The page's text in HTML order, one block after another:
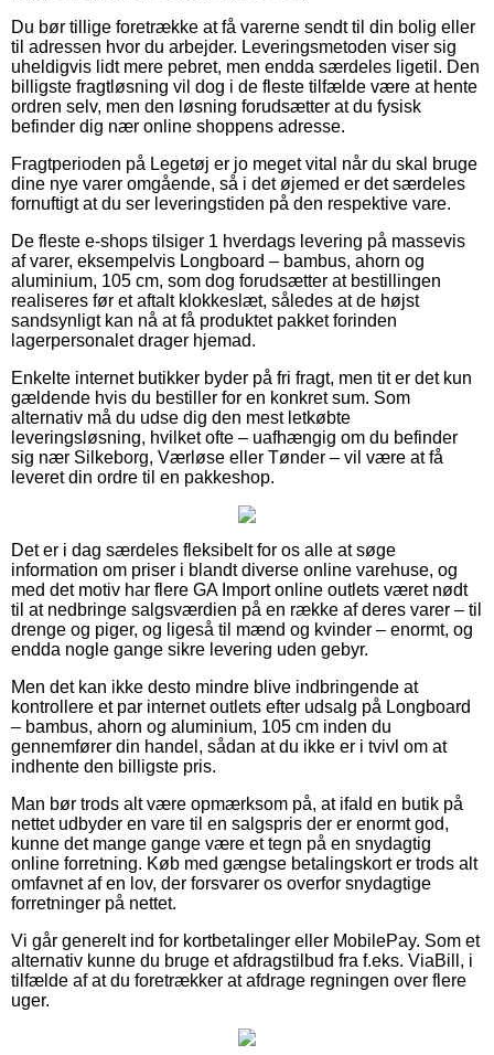
Du bør tillige foretrække at få varerne sendt til din bolig eller
til adressen hvor du arbejder. Leveringsmetoden viser sig
uheldigvis lidt mere pebret, men endda særdeles ligetil. Den
billigste fragtløsning vil dog i de fleste tilfælde være at hente
ordren selv, men den løsning forudsætter at du fysisk
befinder dig nær online shoppens adresse.
Fragtperioden på Legetøj er jo meget vital når du skal bruge
dine nye varer omgående, så i det øjemed er det særdeles
fornuftigt at du ser leveringstiden på den respektive vare.
De fleste e-shops tilsiger 1 hverdags levering på massevis
af varer, eksempelvis Longboard – bambus, ahorn og
aluminium, 105 cm, som dog forudsætter at bestillingen
realiseres før et aftalt klokkeslæt, således at de højst
sandsynligt kan nå at få produktet pakket forinden
lagerpersonalet drager hjemad.
Enkelte internet butikker byder på fri fragt, men tit er det kun
gældende hvis du bestiller for en konkret sum. Som
alternativ må du udse dig den mest letkøbte
leveringsløsning, hvilket ofte – uafhængig om du befinder
sig nær Silkeborg, Værløse eller Tønder – vil være at få
leveret din ordre til en pakkeshop.
Det er i dag særdeles fleksibelt for os alle at søge
information om priser i blandt diverse online varehuse, og
med det motiv har flere GA Import online outlets været nødt
til at nedbringe salgsværdien på en række af deres varer – til
drenge og piger, og ligeså til mænd og kvinder – enormt, og
endda nogle gange sikre levering uden gebyr.
Men det kan ikke desto mindre blive indbringende at
kontrollere et par internet outlets efter udsalg på Longboard
– bambus, ahorn og aluminium, 105 cm inden du
gennemfører din handel, sådan at du ikke er i tvivl om at
indhente den billigste pris.
Man bør trods alt være opmærksom på, at ifald en butik på
nettet udbyder en vare til en salgspris der er enormt god,
kunne det mange gange være et tegn på en snydagtig
online forretning. Køb med gængse betalingskort er trods alt
omfavnet af en lov, der forsvarer os overfor snydagtige
forretninger på nettet.
Vi går generelt ind for kortbetalinger eller MobilePay. Som et
alternativ kunne du bruge et afdragstilbud fra f.eks. ViaBill, i
tilfælde af at du foretrækker at afdrage regningen over flere
uger.